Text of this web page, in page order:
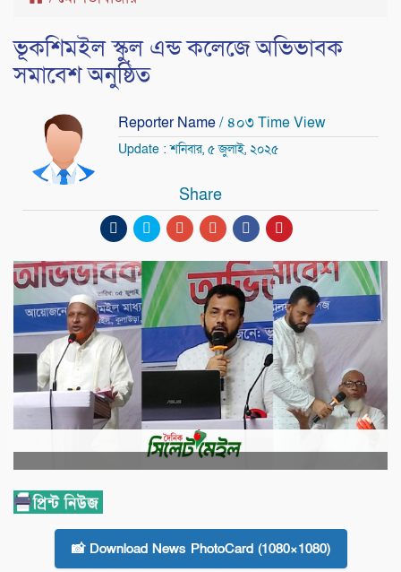
ভূকশিমইল স্কুল এন্ড কলেজে অভিভাবক
সমাবেশ অনুষ্ঠিত
Reporter Name/ ৪০৩ Time View
Update : শনিবার, ৫ জুলাই, ২০২৫
Share
📸 Download News PhotoCard (1080×1080)